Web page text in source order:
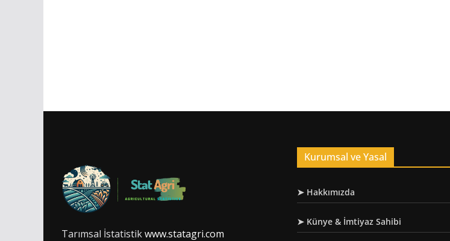
Tarımsal İstatistikwww.statagri.com
Kurumsal ve Yasal
➤ Hakkımızda
➤ Künye & İmtiyaz Sahibi